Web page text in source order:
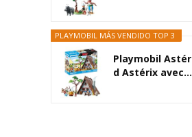
PLAYMOBIL MÁS VENDIDO TOP 3
Playmobil
d Astérix avec...